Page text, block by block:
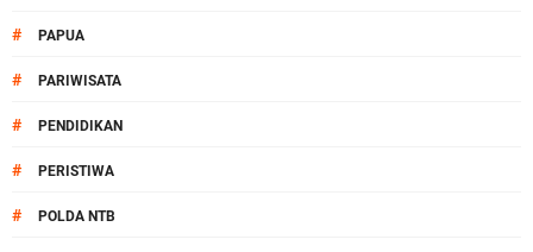
# PAPUA
# PARIWISATA
# PENDIDIKAN
# PERISTIWA
# POLDA NTB